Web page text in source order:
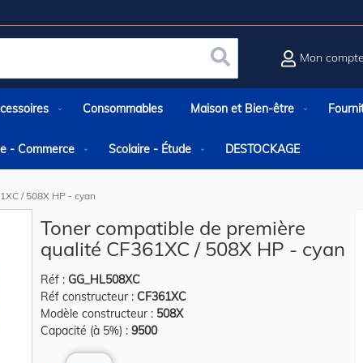
Rechercher
Mon
Consommables Maison et Bien-être
- Commerce Scolaire - Étude DESTOCKAGE
/ 508X HP - cyan
Toner compatible de première
qualité CF361XC / 508X HP - cyan
Réf : GG_HL508XC
Réf constructeur : CF361XC
Modèle constructeur : 508X
Capacité (à 5%) : 9500